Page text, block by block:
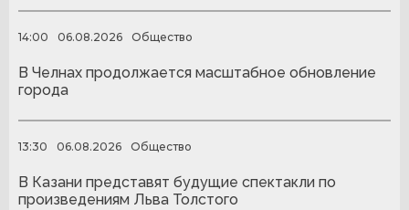
14:00 06.08.2026 Общество
В Челнах продолжается масштабное обновление
города
13:30 06.08.2026 Общество
В Казани представят будущие спектакли по
произведениям Льва Толстого